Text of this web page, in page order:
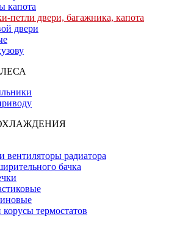
капота
петли двери, багажника, капота
двери
вентиляторы радиатора
бачка
термостатов